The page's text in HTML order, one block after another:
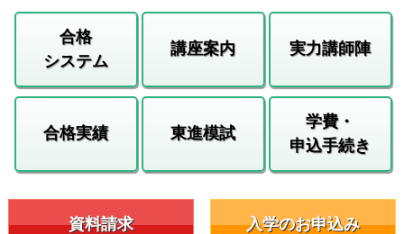
合格
システム
講座案内 実力講師陣
合格実績 東進模試
学費・
申込手続き
資料請求 入学のお申込み